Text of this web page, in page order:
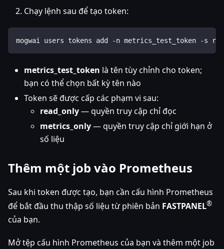
Chạy lệnh sau để tạo token:
mogwai users tokens add -n metrics_test_token -s
metrics_test_token là tên tùy chỉnh cho token;
bạn có thể chọn bất kỳ tên nào
Token sẽ được cấp các phạm vi sau:
read_only— quyền truy cập chỉ đọc
metrics_only— quyền truy cập chỉ giới hạn ở
số liệu
Thêm một job vào Prometheus
Sau khi token được tạo, bạn cần cấu hình Prometheus
để bắt đầu thu thập số liệu từ phiên bản FASTPANEL®
của bạn.
Mở tệp cấu hình Prometheus của bạn và thêm một job